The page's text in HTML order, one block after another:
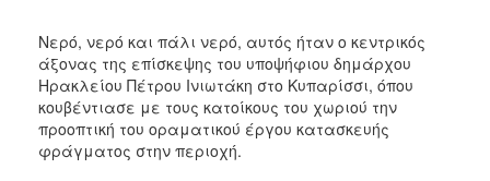
ΑΝΘΕΚΤΙΚΗ
ΠΟΛΗ
Νερό, νερό και πάλι νερό, αυτός ήταν ο κεντρικός
άξονας της επίσκεψης του υποψήφιου δημάρχου
Ηρακλείου Πέτρου Ινιωτάκη στο Κυπαρίσσι, όπου
κουβέντιασε με τους κατοίκους του χωριού την
προοπτική του οραματικού έργου κατασκευής
φράγματος στην περιοχή.